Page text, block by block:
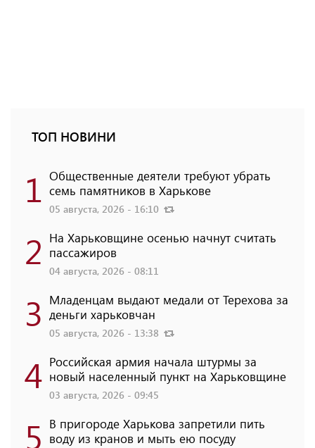
ТОП НОВИНИ
1 Общественные деятели требуют убрать
семь памятников в Харькове
05 августа, 2026 - 16:10
2 На Харьковщине осенью начнут считать
пассажиров
04 августа, 2026 - 08:11
3 Младенцам выдают медали от Терехова за
деньги харьковчан
05 августа, 2026 - 13:38
4 Российская армия начала штурмы за
новый населенный пункт на Харьковщине
03 августа, 2026 - 09:45
5 В пригороде Харькова запретили пить
воду из кранов и мыть ею посуду